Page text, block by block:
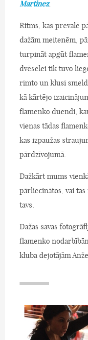
Martinez.
Ritms, kas prevalē
dažām meitenēm,
turpināt apgūt
dvēselei tik tuvo
rimto un klusi
kā kārtējo
flamenko duendi,
vienas tādas
kas izpaužas
pārdzīvojumā.
Dažkārt mums
pārliecinātos, vai
tavs.
Dažas savas
flamenko
kluba dejotājām